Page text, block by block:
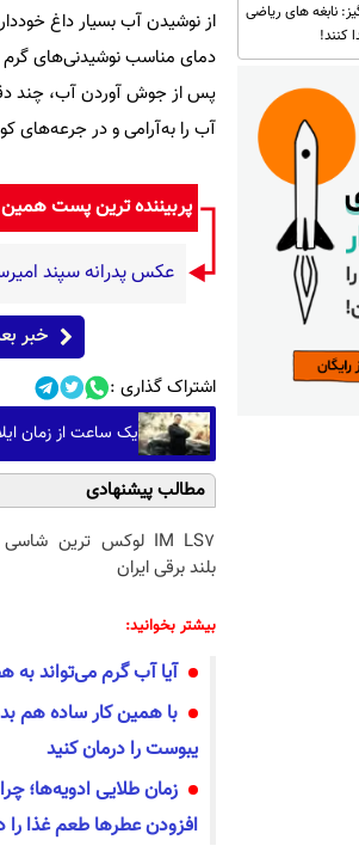
نابغه های ریاضی
کنند!
از نوشیدن آب بسیار داغ
دمای مناسب نوشیدنی‌های گرم معمولاً بین ۵۵ تا ۷۰ درجه سانتی‌گراد
پس از جوش آوردن آب، چند
آب را به‌آرامی و در جرعه‌های
پربیننده ترین پست
عکس پدرانه سپند
خبر
اشتراک گذاری :
یک ساعت از زمان ایلان ماسک ۱۰۰ میلیون دلار
مطالب پیشنهادی
IM LS7 لوکس ترین شاسی
بلند برقی ایران
بیشتر بخوانید:
آیا آب گرم می‌تواند
با همین کار ساده هم
یبوست را درمان کنید
زمان طلایی ادویه‌ها؛
افزودن عطرها طعم غذا را